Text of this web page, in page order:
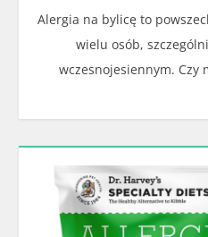
Alergia na bylicę to
wielu osób,
wczesnojesiennym. Czy